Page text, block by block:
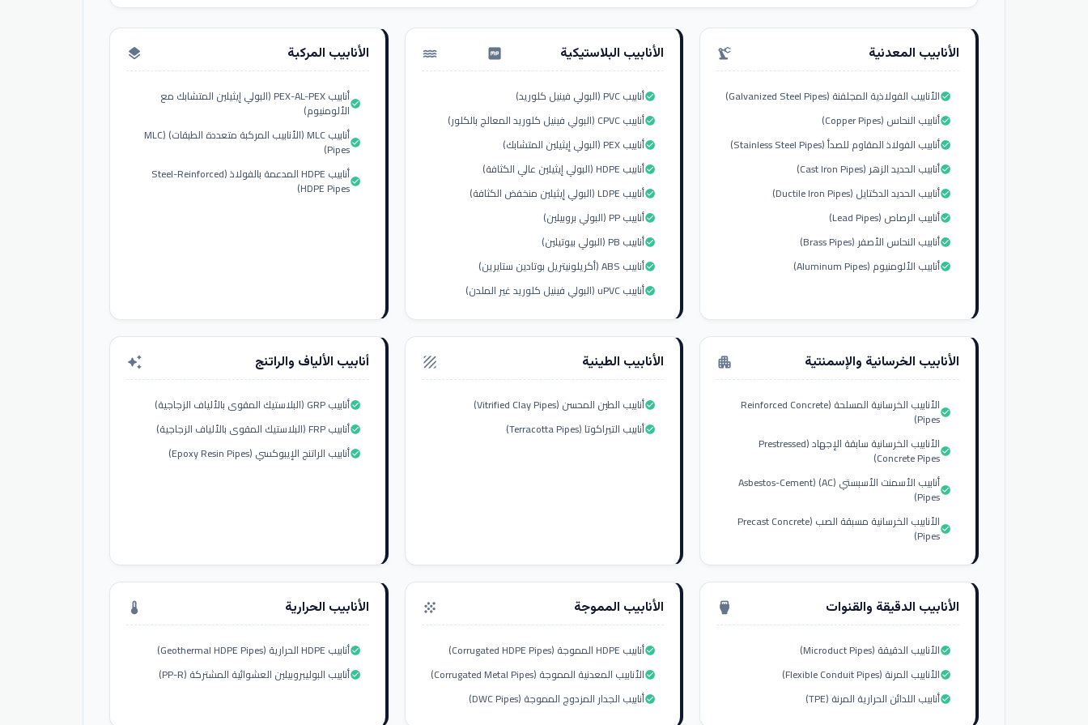
الأنابيب المعدنية precision_manufacturing
الأنابيب الفولاذية المجلفنة (Galvanized Steel Pipes)check_circle
أنابيب النحاس (Copper Pipes)check_circle
أنابيب الفولاذ المقاوم للصدأ (Stainless Steel Pipes)check_circle
أنابيب الحديد الزهر (Cast Iron Pipes)check_circle
أنابيب الحديد الدكتايل (Ductile Iron Pipes)check_circle
أنابيب الرصاص (Lead Pipes)check_circle
أنابيب النحاس الأصفر (Brass Pipes)check_circle
أنابيب الألومنيوم (Aluminum Pipes)check_circle
الأنابيب البلاستيكية water_pump
أنابيب PVC (البولي فينيل كلوريد)check_circle
أنابيب CPVC (البولي فينيل كلوريد المعالج بالكلور)check_circle
أنابيب PEX (البولي إيثيلين المتشابك)check_circle
أنابيب HDPE (البولي إيثيلين عالي الكثافة)check_circle
أنابيب LDPE (البولي إيثيلين منخفض الكثافة)check_circle
أنابيب PP (البولي بروبيلين)check_circle
أنابيب PB (البولي بيوتيلين)check_circle
أنابيب ABS (أكريلونيتريل بوتادين ستايرين)check_circle
أنابيب uPVC (البولي فينيل كلوريد غير الملدن)check_circle
الأنابيب المركبة layers
أنابيب PEX-AL-PEX (البولي إيثيلين المتشابك مع
الألومنيوم)check_circle
أنابيب MLC (الأنابيب المركبة متعددة الطبقات) (MLC
Pipes)check_circle
أنابيب HDPE المدعمة بالفولاذ (Steel-Reinforced
HDPE Pipes)check_circle
الأنابيب الخرسانية والإسمنتية apartment
الأنابيب الخرسانية المسلحة (Reinforced Concrete
Pipes)check_circle
الأنابيب الخرسانية سابقة الإجهاد (Prestressed
Concrete Pipes)check_circle
أنابيب الأسمنت الأسبستي (AC) (Asbestos-Cement
Pipes)check_circle
الأنابيب الخرسانية مسبقة الصب (Precast Concrete
Pipes)check_circle
الأنابيب الطينية texture
أنابيب الطين المحسن (Vitrified Clay Pipes)check_circle
أنابيب التيراكوتا (Terracotta Pipes)check_circle
أنابيب الألياف والراتنج auto_awesome
أنابيب GRP (البلاستيك المقوى بالألياف الزجاجية)check_circle
أنابيب FRP (البلاستيك المقوى بالألياف الزجاجية)check_circle
أنابيب الراتنج الإيبوكسي (Epoxy Resin Pipes)check_circle
الأنابيب الدقيقة والقنوات settings_input_hdmi
الأنابيب الدقيقة (Microduct Pipes)check_circle
الأنابيب المرنة (Flexible Conduit Pipes)check_circle
أنابيب اللدائن الحرارية المرنة (TPE)check_circle
الأنابيب المموجة grain
أنابيب HDPE المموجة (Corrugated HDPE Pipes)check_circle
الأنابيب المعدنية المموجة (Corrugated Metal Pipes)check_circle
أنابيب الجدار المزدوج المموجة (DWC Pipes)check_circle
الأنابيب الحرارية thermostat
أنابيب HDPE الحرارية (Geothermal HDPE Pipes)check_circle
أنابيب البوليبروبيلين العشوائية المشتركة (PP-R)check_circle